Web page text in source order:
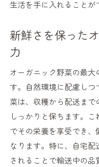
由
地域コミュニ
提供
消費者のニー
オーガニック
家庭でのオー
オーガニック自宅
生活を手に入れることが
新鮮さを保った
力
オーガニック野菜の最
す。自然環境に配慮し
菜は、収穫から配送ま
しっかりと保ちます。
でその栄養を享受でき
なります。特に、自宅
されることで輸送中の